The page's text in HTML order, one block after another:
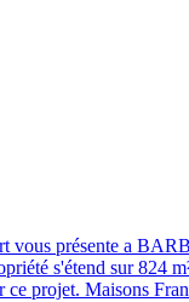
présente a
s'étend sur 824
projet. Maisons